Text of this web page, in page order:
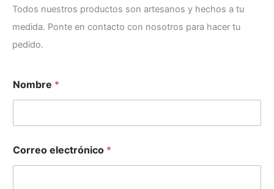
Todos nuestros productos son artesanos y hechos a tu
medida. Ponte en contacto con nosotros para hacer tu
pedido.
l
e
ó
n
i
Nombre *
Correo electrónico *